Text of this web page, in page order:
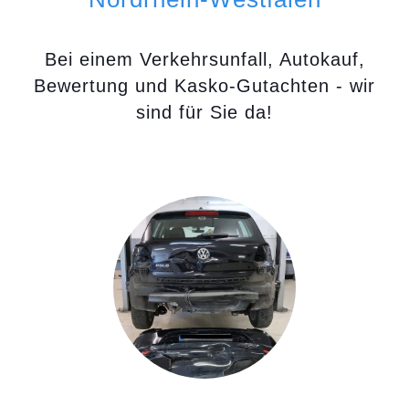
Bei einem Verkehrsunfall, Autokauf,
Bewertung und Kasko-Gutachten - wir
sind für Sie da!